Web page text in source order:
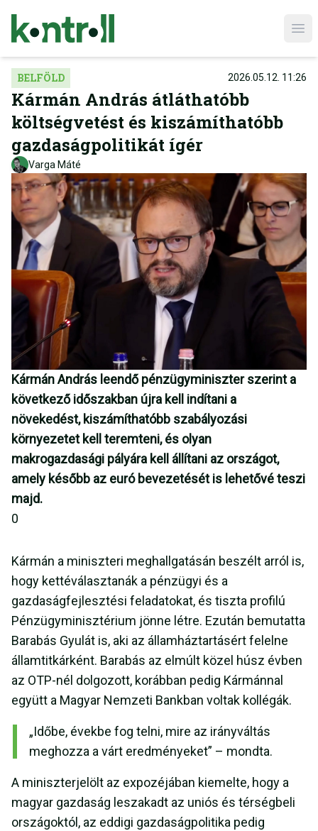
BELFÖLD 2026.05.12. 11:26
Kármán András átláthatóbb
költségvetést és kiszámíthatóbb
gazdaságpolitikát ígér
Varga Máté
Kármán András leendő pénzügyminiszter szerint a
következő időszakban újra kell indítani a
növekedést, kiszámíthatóbb szabályozási
környezetet kell teremteni, és olyan
makrogazdasági pályára kell állítani az országot,
amely később az euró bevezetését is lehetővé teszi
majd.
0
Kármán a miniszteri meghallgatásán beszélt arról is,
hogy kettéválasztanák a pénzügyi és a
gazdaságfejlesztési feladatokat, és tiszta profilú
Pénzügyminisztérium jönne létre. Ezután bemutatta
Barabás Gyulát is, aki az államháztartásért felelne
államtitkárként. Barabás az elmúlt közel húsz évben
az OTP-nél dolgozott, korábban pedig Kármánnal
együtt a Magyar Nemzeti Bankban voltak kollégák.
„Időbe, évekbe fog telni, mire az irányváltás
meghozza a várt eredményeket” – mondta.
A miniszterjelölt az expozéjában kiemelte, hogy a
magyar gazdaság leszakadt az uniós és térségbeli
országoktól, az eddigi gazdaságpolitika pedig